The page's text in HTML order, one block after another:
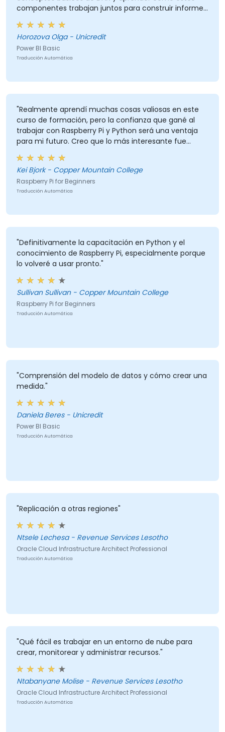
componentes trabajan juntos para construir informes
Horozova Olga - Unicredit
Power BI Basic
Traducción Automática
"Realmente aprendí muchas cosas valiosas en este
curso de formación, pero la confianza que gané al
trabajar con Raspberry Pi y Python será una ventaja
para mi futuro. Creo que lo más interesante fue
mientras que lo más valioso fue aprender a rastrear y
registrar datos y guardarlos en Excel."
Kei Bjork - Copper Mountain College
Raspberry Pi for Beginners
Traducción Automática
"Definitivamente la capacitación en Python y el
conocimiento de Raspberry Pi, especialmente porque
lo volveré a usar pronto."
Sullivan Sullivan - Copper Mountain College
Raspberry Pi for Beginners
Traducción Automática
"Comprensión del modelo de datos y cómo crear una
medida."
Daniela Beres - Unicredit
Power BI Basic
Traducción Automática
"Replicación a otras regiones"
Ntsele Lechesa - Revenue Services Lesotho
Oracle Cloud Infrastructure Architect Professional
Traducción Automática
"Qué fácil es trabajar en un entorno de nube para
crear, monitorear y administrar recursos."
Ntabanyane Molise - Revenue Services Lesotho
Oracle Cloud Infrastructure Architect Professional
Traducción Automática